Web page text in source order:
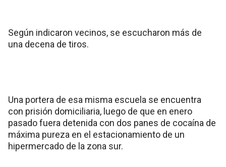
Según indicaron vecinos, se escucharon más de
una decena de tiros.
Una portera de esa misma escuela se encuentra
con prisión domiciliaria, luego de que en enero
pasado fuera detenida con dos panes de cocaína de
máxima pureza en el estacionamiento de un
hipermercado de la zona sur.